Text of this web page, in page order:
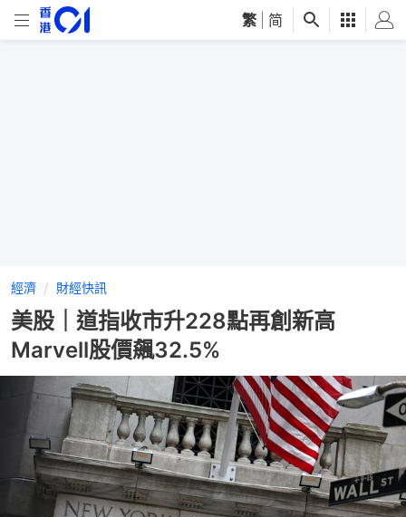
繁 简
經濟 財經快訊
美股｜道指收市升228點再創新高
Marvell股價飆32.5%